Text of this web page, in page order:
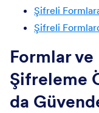
Şifreli
Şifreli
Formlar ve
Şifreleme
da